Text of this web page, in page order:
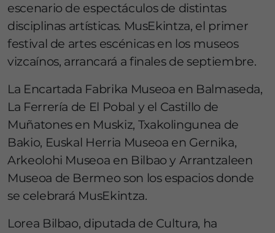
escenario de espectáculos de distintas
disciplinas artísticas. MusEkintza, el primer
festival de artes escénicas en los museos
vizcaínos, arrancará a finales de septiembre.
La Encartada Fabrika Museoa en Balmaseda,
La Ferrería de El Pobal y el Castillo de
Muñatones en Muskiz, Txakolingunea de
Bakio, Euskal Herria Museoa en Gernika,
Arkeolohi Museoa en Bilbao y Arrantzaleen
Museoa de Bermeo son los espacios donde
se celebrará MusEkintza.
Lorea Bilbao, diputada de Cultura, ha